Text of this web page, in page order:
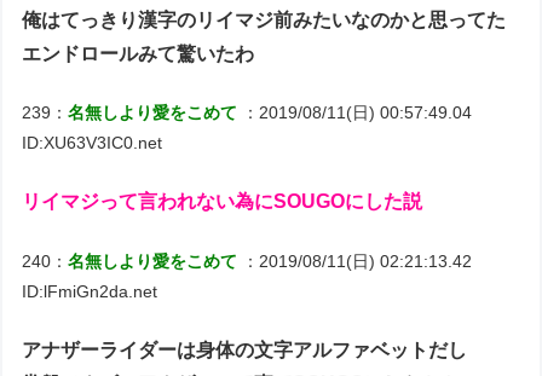
俺はてっきり漢字のリイマジ前みたいなのかと思ってた
エンドロールみて驚いたわ
239：名無しより愛をこめて
：2019/08/11(日) 00:57:49.04
ID:XU63V3IC0.net
リイマジって言われない為にSOUGOにした説
240：名無しより愛をこめて
：2019/08/11(日) 02:21:13.42
ID:lFmiGn2da.net
アナザーライダーは身体の文字アルファベットだし